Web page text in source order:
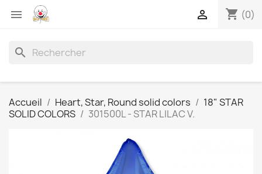
 shopping_cart (0)

search
Accueil Heart, Star, Round solid colors
18" STAR
SOLID COLORS
301500L - STAR LILAC V.